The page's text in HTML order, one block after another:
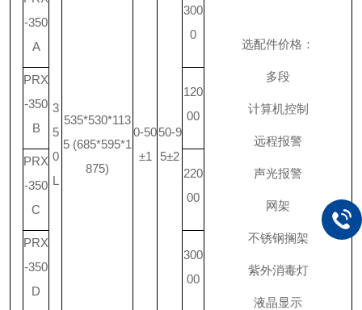
选配件价格：
多段
计算机控制
远程报警
声光报警
网架
不锈钢搁架
紫外消毒灯
液晶显示
-350
A
3
5
0
L
535*530*113
5 (685*595*1
875)
0-50
±1
50-9
5±2
300
0
PRX
-350
B
120
00
PRX
-350
C
220
00
PRX
-350
D
300
00